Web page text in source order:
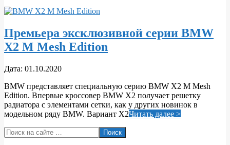
Премьера эксклюзивной серии BMW
X2 M Mesh Edition
2020-
01
Дата: 01.10.2020
BMW представляет специальную серию BMW X2 M Mesh
Edition. Впервые кроссовер BMW X2 получает решетку
радиатора с элементами сетки, как у других новинок в
модельном ряду BMW. Вариант X2Читать далее >
Поиск